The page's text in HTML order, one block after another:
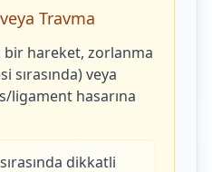
Travma
bir hareket, zorlanma
sırasında) veya
ligament hasarına
dikkatli